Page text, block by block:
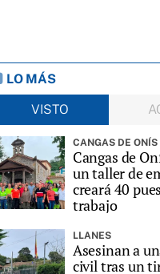
LO MÁS
VISTO
CANGAS DE ONÍS
Cangas de
un taller de
creará 40
trabajo
LLANES
Asesinan a
civil tras un